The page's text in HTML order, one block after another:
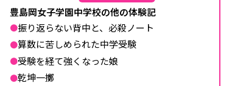
豊島岡女子学園中学校の他の体験記
●振り返らない背中と、必殺ノート
●算数に苦しめられた中学受験
●受験を経て強くなった娘
●乾坤一擲